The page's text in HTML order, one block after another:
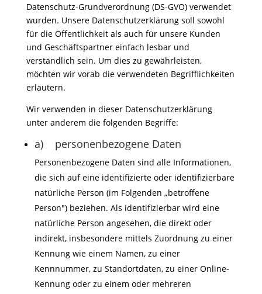
Datenschutz-Grundverordnung (DS-GVO) verwendet
wurden. Unsere Datenschutzerklärung soll sowohl
für die Öffentlichkeit als auch für unsere Kunden
und Geschäftspartner einfach lesbar und
verständlich sein. Um dies zu gewährleisten,
möchten wir vorab die verwendeten Begrifflichkeiten
erläutern.
Wir verwenden in dieser Datenschutzerklärung
unter anderem die folgenden Begriffe:
a) personenbezogene Daten
Personenbezogene Daten sind alle Informationen,
die sich auf eine identifizierte oder identifizierbare
natürliche Person (im Folgenden „betroffene
Person") beziehen. Als identifizierbar wird eine
natürliche Person angesehen, die direkt oder
indirekt, insbesondere mittels Zuordnung zu einer
Kennung wie einem Namen, zu einer
Kennnummer, zu Standortdaten, zu einer Online-
Kennung oder zu einem oder mehreren